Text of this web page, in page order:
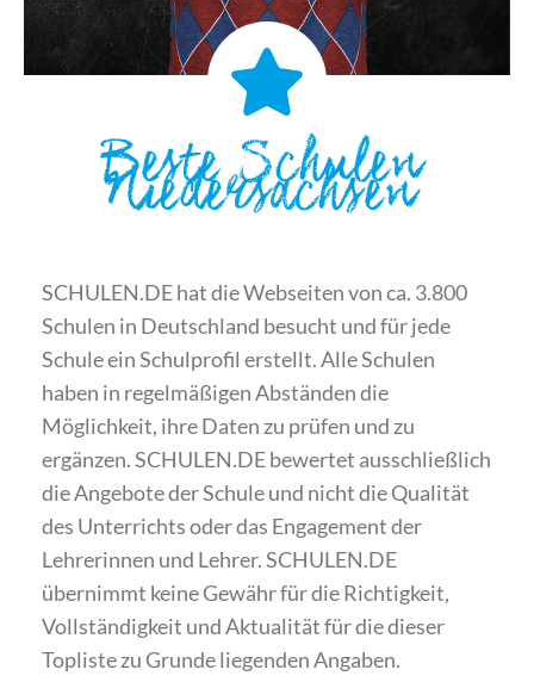
Beste Schulen
Niedersachsen
SCHULEN.DE hat die Webseiten von ca. 3.800
Schulen in Deutschland besucht und für jede
Schule ein Schulprofil erstellt. Alle Schulen
haben in regelmäßigen Abständen die
Möglichkeit, ihre Daten zu prüfen und zu
ergänzen. SCHULEN.DE bewertet ausschließlich
die Angebote der Schule und nicht die Qualität
des Unterrichts oder das Engagement der
Lehrerinnen und Lehrer. SCHULEN.DE
übernimmt keine Gewähr für die Richtigkeit,
Vollständigkeit und Aktualität für die dieser
Topliste zu Grunde liegenden Angaben.